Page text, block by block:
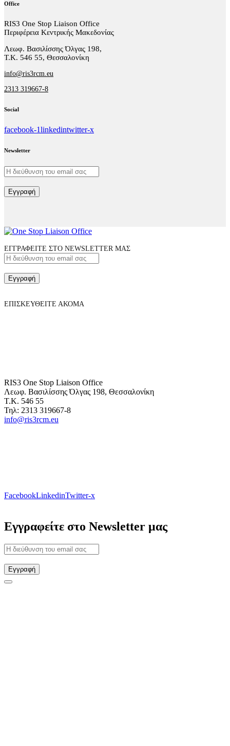
Office
RIS3 One Stop Liaison Office
Περιφέρεια Κεντρικής Μακεδονίας
Λεωφ. Βασιλίσσης Όλγας 198,
Τ.Κ. 546 55, Θεσσαλονίκη
info@ris3rcm.eu
2313 319667-8
Social
facebook-1linkedintwitter-x
Newsletter
Εγγραφή
ΕΓΓΡΑΦΕΙΤΕ ΣΤΟ NEWSLETTER ΜΑΣ
Εγγραφή
ΕΠΙΣΚΕΥΘΕΙΤΕ ΑΚΟΜΑ
RIS3 One Stop Liaison Office
Λεωφ. Βασιλίσσης Όλγας 198, Θεσσαλονίκη
Τ.Κ. 546 55
Τηλ: 2313 319667-8
info@ris3rcm.eu
FacebookLinkedinTwitter-x
Εγγραφείτε στο Newsletter μας
Εγγραφή